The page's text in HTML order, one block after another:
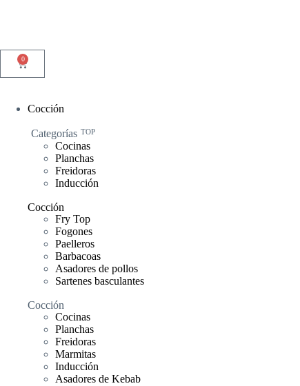
0
Cocción
Categorías TOP
Cocinas
Planchas
Freidoras
Inducción
Cocción
Fry Top
Fogones
Paelleros
Barbacoas
Asadores de pollos
Sartenes basculantes
Cocción
Cocinas
Planchas
Freidoras
Marmitas
Inducción
Asadores de Kebab